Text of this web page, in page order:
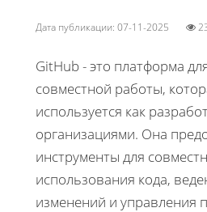
Дата публикации: 07-11-2025
GitHub - это платформа
совместной работы,
используется как
организациями. Она
инструменты для
использования кода,
изменений и управления